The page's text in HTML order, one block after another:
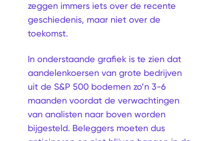
zeggen immers iets over de recente
geschiedenis, maar niet over de
toekomst.
In onderstaande grafiek is te zien dat
aandelenkoersen van grote bedrijven
uit de S&P 500 bodemen zo’n 3-6
maanden voordat de verwachtingen
van analisten naar boven worden
bijgesteld. Beleggers moeten dus